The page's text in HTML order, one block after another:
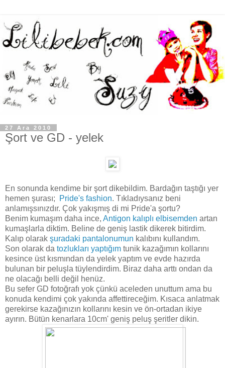
27 Ara 2010
Şort ve GD - yelek
En sonunda kendime bir şort dikebildim. Bardağın taştığı yer
hemen şurası;
Pride's fashion. Tıkladıysanız beni
anlamışsınızdır. Çok yakışmış di mi Pride'a şortu?
Benim kumaşım daha ince, Antigon kalıplı elbisemden artan
kumaşlarla diktim. Beline de geniş lastik dikerek bitirdim.
Kalıp olarak şuradaki pantalonumun kalıbını kullandım.
Son olarak da tozlukları yaptığım tunik kazağımın kollarını
kesince üst kısmından da yelek yaptım ve evde hazırda
bulunan bir peluşla tüylendirdim. Biraz daha arttı ondan da
ne olacağı belli değil henüz.
Bu sefer GD fotoğrafı yok çünkü aceleden unuttum ama bu
konuda kendimi çok yakında affettireceğim. Kısaca anlatmak
gerekirse kazağınızın kollarını kesin ve ön-ortadan ikiye
ayırın. Bütün kenarlara 10cm' geniş peluş şeritler dikin.